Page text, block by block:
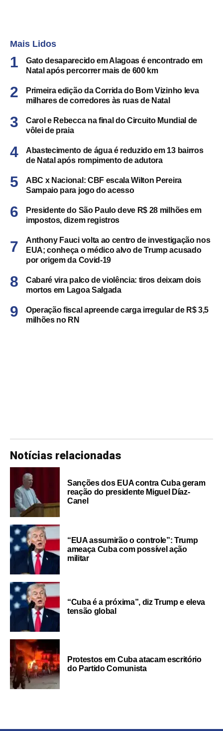
Mais Lidos
Gato desaparecido em Alagoas é encontrado em
Natal após percorrer mais de 600 km
Primeira edição da Corrida do Bom Vizinho leva
milhares de corredores às ruas de Natal
Carol e Rebecca na final do Circuito Mundial de
vôlei de praia
Abastecimento de água é reduzido em 13 bairros
de Natal após rompimento de adutora
ABC x Nacional: CBF escala Wilton Pereira
Sampaio para jogo do acesso
Presidente do São Paulo deve R$ 28 milhões em
impostos, dizem registros
Anthony Fauci volta ao centro de investigação nos
EUA; conheça o médico alvo de Trump acusado
por origem da Covid-19
Cabaré vira palco de violência: tiros deixam dois
mortos em Lagoa Salgada
Operação fiscal apreende carga irregular de R$ 3,5
milhões no RN
Notícias relacionadas
Sanções dos EUA contra Cuba geram
reação do presidente Miguel Díaz-
Canel
“EUA assumirão o controle”: Trump
ameaça Cuba com possível ação
militar
“Cuba é a próxima”, diz Trump e eleva
tensão global
Protestos em Cuba atacam escritório
do Partido Comunista